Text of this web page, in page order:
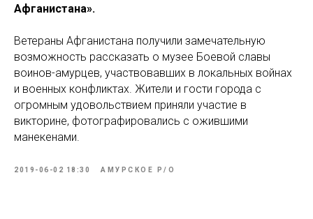
Афганистана».
Ветераны Афганистана получили замечательную
возможность рассказать о музее Боевой славы
воинов-амурцев, участвовавших в локальных войнах
и военных конфликтах. Жители и гости города с
огромным удовольствием приняли участие в
викторине, фотографировались с ожившими
манекенами.
2019-06-02 18:30 АМУРСКОЕ Р/О